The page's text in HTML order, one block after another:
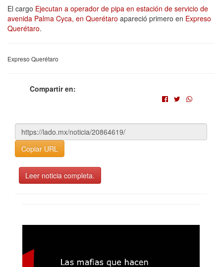
El cargo Ejecutan a operador de pipa en estación de servicio de
avenida Palma Cyca, en Querétaro apareció primero en Expreso
Querétaro.
Expreso Querétaro
Compartir en:
Copiar URL
Leer noticia completa.